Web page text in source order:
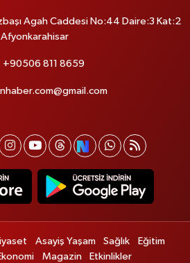
Agah Caddesi No:44 Daire:3 Kat:2
Afyonkarahisar
+90506 811 8659
Asayiş Yaşam Sağlık
Eğitim
Magazin Etkinlikler